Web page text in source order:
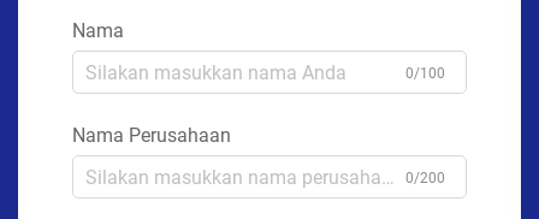
Nama
0/100
Nama Perusahaan
0/200